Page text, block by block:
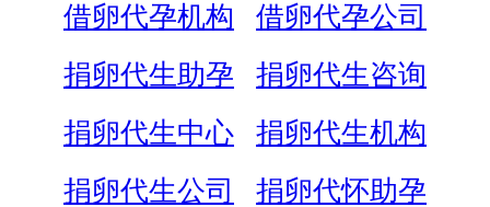
借卵代孕机构
借卵代孕公司
捐卵代生助孕
捐卵代生咨询
捐卵代生中心
捐卵代生机构
捐卵代生公司
捐卵代怀助孕